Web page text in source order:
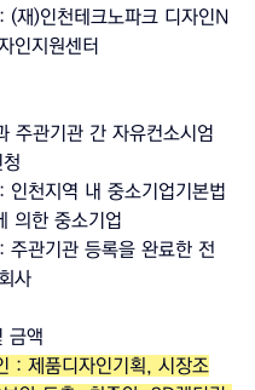
재)인천테크노파크 디자인N
인지원센터
주관기관 간 자유컨소시엄
의한 중소기업
관기관 등록을 완료한 전
사
금액
: 제품디자인기획, 시장조